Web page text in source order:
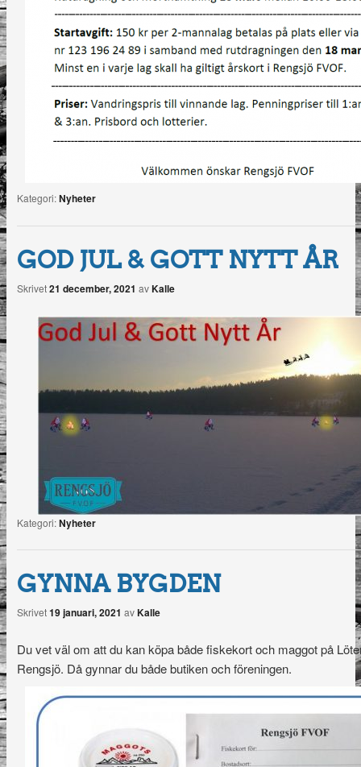
Kategori:Nyheter
GOD JUL & GOTT NYTT ÅR
Skrivet21 december, 2021 avKalle
Kategori:Nyheter
GYNNA BYGDEN
Skrivet19 januari, 2021 avKalle
Du vet väl om att du kan köpa både fiskekort och maggot på
Rengsjö. Då gynnar du både butiken och föreningen.